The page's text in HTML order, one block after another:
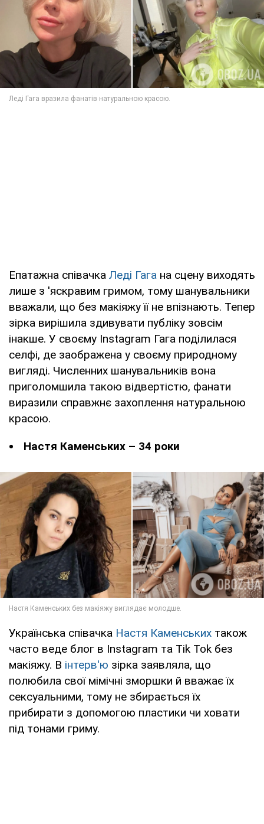
Епатажна співачка Леді Гага на сцену виходять
лише з 'яскравим гримом, тому шанувальники
вважали, що без макіяжу її не впізнають. Тепер
зірка вирішила здивувати публіку зовсім
інакше. У своєму Instagram Гага поділилася
селфі, де заображена у своєму природному
вигляді. Численних шанувальників вона
приголомшила такою відвертістю, фанати
виразили справжнє захоплення натуральною
красою.
Настя Каменських – 34 роки
Українська співачка Настя Каменських також
часто веде блог в Instagram та Tik Tok без
макіяжу. В інтерв'ю зірка заявляла, що
полюбила свої мімічні зморшки й вважає їх
сексуальними, тому не збирається їх
прибирати з допомогою пластики чи ховати
під тонами гриму.